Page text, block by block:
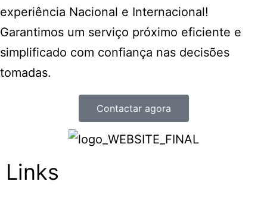
experiência Nacional e Internacional!
Garantimos um serviço próximo eficiente e
simplificado com confiança nas decisões
tomadas.
Contactar agora
Links